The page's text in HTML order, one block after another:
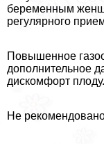
беременным
регулярного
Повышенное
дополнительное
дискомфорт плоду.
Не